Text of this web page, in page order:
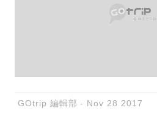
GOtrip 編輯部 Nov 28 2017